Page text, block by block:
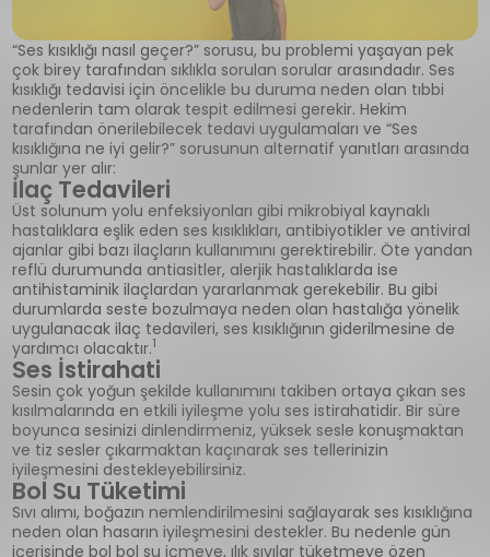
“Ses kısıklığı nasıl geçer?” sorusu, bu problemi yaşayan pek
çok birey tarafından sıklıkla sorulan sorular arasındadır. Ses
kısıklığı tedavisi için öncelikle bu duruma neden olan tıbbi
nedenlerin tam olarak tespit edilmesi gerekir. Hekim
tarafından önerilebilecek tedavi uygulamaları ve “Ses
kısıklığına ne iyi gelir?” sorusunun alternatif yanıtları arasında
şunlar yer alır:
İlaç Tedavileri
Üst solunum yolu enfeksiyonları gibi mikrobiyal kaynaklı
hastalıklara eşlik eden ses kısıklıkları, antibiyotikler ve antiviral
ajanlar gibi bazı ilaçların kullanımını gerektirebilir. Öte yandan
reflü durumunda antiasitler, alerjik hastalıklarda ise
antihistaminik ilaçlardan yararlanmak gerekebilir. Bu gibi
durumlarda seste bozulmaya neden olan hastalığa yönelik
uygulanacak ilaç tedavileri, ses kısıklığının giderilmesine de
yardımcı olacaktır.1
Ses İstirahati
Sesin çok yoğun şekilde kullanımını takiben ortaya çıkan ses
kısılmalarında en etkili iyileşme yolu ses istirahatidir. Bir süre
boyunca sesinizi dinlendirmeniz, yüksek sesle konuşmaktan
ve tiz sesler çıkarmaktan kaçınarak ses tellerinizin
iyileşmesini destekleyebilirsiniz.
Bol Su Tüketimi
Sıvı alımı, boğazın nemlendirilmesini sağlayarak ses kısıklığına
neden olan hasarın iyileşmesini destekler. Bu nedenle gün
içerisinde bol bol su içmeye, ılık sıvılar tüketmeye özen